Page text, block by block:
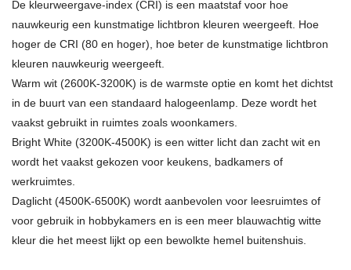
De kleurweergave-index (CRI) is een maatstaf voor hoe
nauwkeurig een kunstmatige lichtbron kleuren weergeeft. Hoe
hoger de CRI (80 en hoger), hoe beter de kunstmatige lichtbron
kleuren nauwkeurig weergeeft.
Warm wit (2600K-3200K) is de warmste optie en komt het dichtst
in de buurt van een standaard halogeenlamp. Deze wordt het
vaakst gebruikt in ruimtes zoals woonkamers.
Bright White (3200K-4500K) is een witter licht dan zacht wit en
wordt het vaakst gekozen voor keukens, badkamers of
werkruimtes.
Daglicht (4500K-6500K) wordt aanbevolen voor leesruimtes of
voor gebruik in hobbykamers en is een meer blauwachtig witte
kleur die het meest lijkt op een bewolkte hemel buitenshuis.